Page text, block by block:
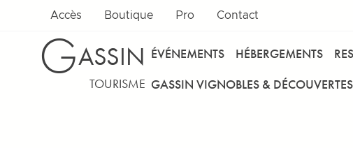
Accès Boutique Pro Contact
GASSIN
TOURISME
ÉVÉNEMENTS HÉBERGEMENTS
GASSIN VIGNOBLES & DÉCOUVERTES